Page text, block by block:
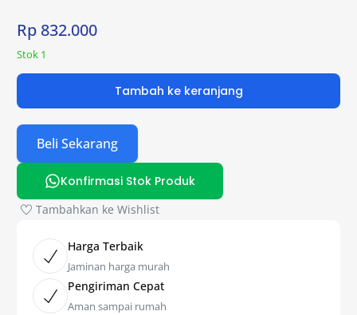
Rp 832.000
Stok 1
Tambah ke keranjang
Beli Sekarang
Konfirmasi Stok Produk
Tambahkan ke Wishlist
Harga Terbaik
Jaminan harga murah
Pengiriman Cepat
Aman sampai rumah